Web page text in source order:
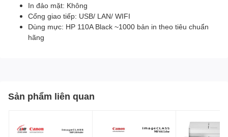
In đảo mặt: Không
Cổng giao tiếp: USB/ LAN/ WIFI
Dùng mực: HP 110A Black ~1000 bản in theo tiêu chuẩn
hãng
Sản phẩm liên quan